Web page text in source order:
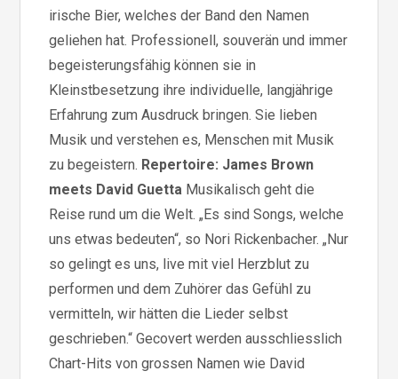
irische Bier, welches der Band den Namen
geliehen hat. Professionell, souverän und immer
begeisterungsfähig können sie in
Kleinstbesetzung ihre individuelle, langjährige
Erfahrung zum Ausdruck bringen. Sie lieben
Musik und verstehen es, Menschen mit Musik
zu begeistern. Repertoire: James Brown
meets David Guetta Musikalisch geht die
Reise rund um die Welt. „Es sind Songs, welche
uns etwas bedeuten“, so Nori Rickenbacher. „Nur
so gelingt es uns, live mit viel Herzblut zu
performen und dem Zuhörer das Gefühl zu
vermitteln, wir hätten die Lieder selbst
geschrieben.“ Gecovert werden ausschliesslich
Chart-Hits von grossen Namen wie David